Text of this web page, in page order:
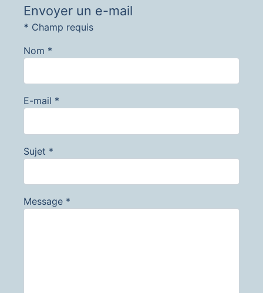
Envoyer un e-mail
* Champ requis
Nom *
E-mail *
Sujet *
Message *